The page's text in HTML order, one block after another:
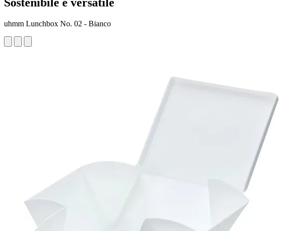
uhmm Lunchbox No. 02 - Bianco